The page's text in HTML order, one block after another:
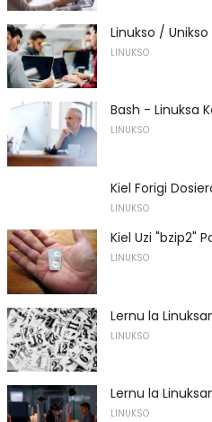
Linukso /
LINUKSO
Bash - Linuksa
LINUKSO
Kiel Forigi
LINUKSO
Kiel Uzi "bzip2"
LINUKSO
Lernu la
LINUKSO
Lernu la
LINUKSO